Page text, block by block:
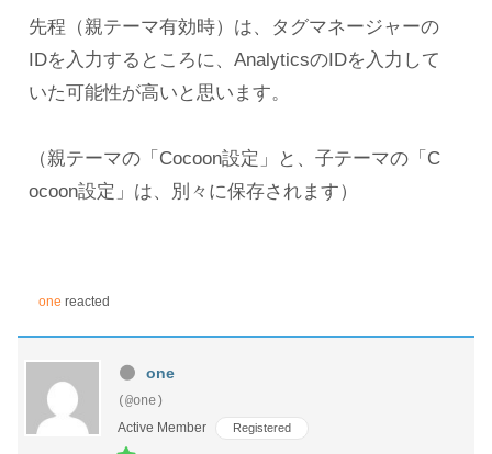
先程（親テーマ有効時）は、タグマネージャーの
IDを入力するところに、AnalyticsのIDを入力して
いた可能性が高いと思います。
（親テーマの「Cocoon設定」と、子テーマの「C
ocoon設定」は、別々に保存されます）
one reacted
one
(@one)
Active Member
Registered